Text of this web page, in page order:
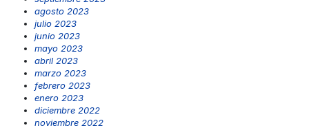
agosto 2023
julio 2023
junio 2023
mayo 2023
abril 2023
marzo 2023
febrero 2023
enero 2023
diciembre 2022
noviembre 2022